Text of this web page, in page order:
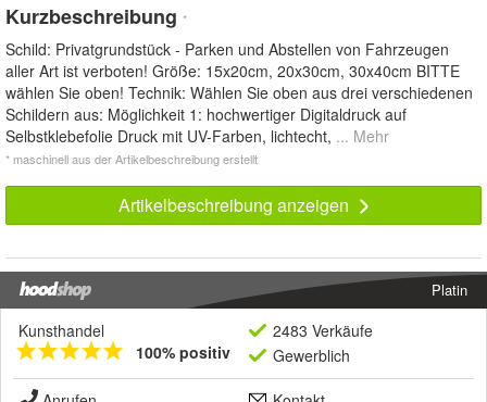
Kurzbeschreibung *
Schild: Privatgrundstück - Parken und Abstellen von Fahrzeugen
aller Art ist verboten! Größe: 15x20cm, 20x30cm, 30x40cm BITTE
wählen Sie oben! Technik: Wählen Sie oben aus drei verschiedenen
Schildern aus: Möglichkeit 1: hochwertiger Digitaldruck auf
Selbstklebefolie Druck mit UV-Farben, lichtecht, ... Mehr
* maschinell aus der Artikelbeschreibung erstellt
Artikelbeschreibung anzeigen
Platin
Kunsthandel
100% positiv
2483 Verkäufe
Gewerblich